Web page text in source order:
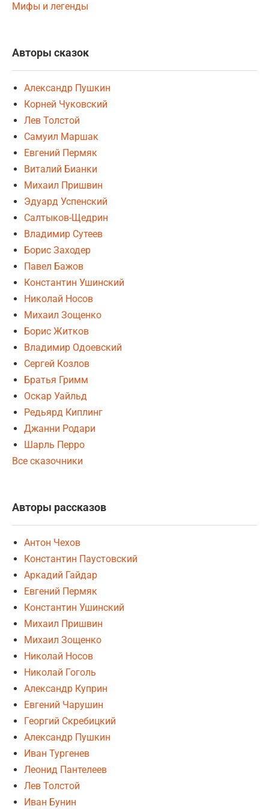
Мифы и легенды
Авторы сказок
Александр Пушкин
Корней Чуковский
Лев Толстой
Самуил Маршак
Евгений Пермяк
Виталий Бианки
Михаил Пришвин
Эдуард Успенский
Салтыков-Щедрин
Владимир Сутеев
Борис Заходер
Павел Бажов
Константин Ушинский
Николай Носов
Михаил Зощенко
Борис Житков
Владимир Одоевский
Сергей Козлов
Братья Гримм
Оскар Уайльд
Редьярд Киплинг
Джанни Родари
Шарль Перро
Все сказочники
Авторы рассказов
Антон Чехов
Константин Паустовский
Аркадий Гайдар
Евгений Пермяк
Константин Ушинский
Михаил Пришвин
Михаил Зощенко
Николай Носов
Николай Гоголь
Александр Куприн
Евгений Чарушин
Георгий Скребицкий
Александр Пушкин
Иван Тургенев
Леонид Пантелеев
Лев Толстой
Иван Бунин